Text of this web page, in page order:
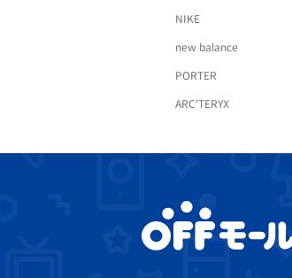
NIKE
new balance
PORTER
ARC'TERYX